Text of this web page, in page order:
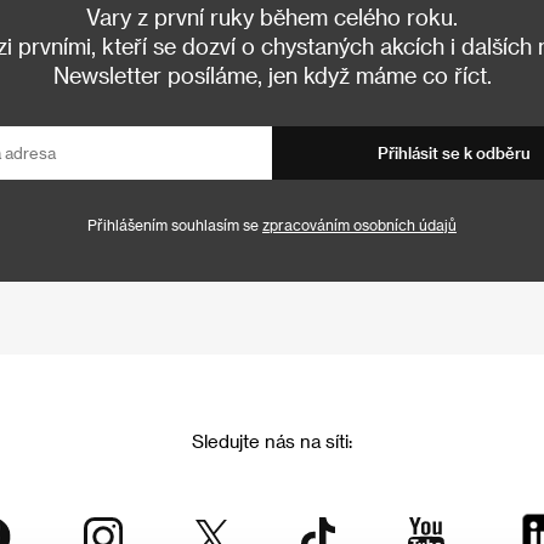
Vary z první ruky během celého roku.
prvními, kteří se dozví o chystaných akcích i dalších
Newsletter posíláme, jen když máme co říct.
Přihlásit se k odběru
Přihlášením souhlasím se zpracováním osobních údajů
Sledujte nás na síti: